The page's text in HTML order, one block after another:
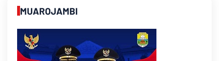
MUAROJAMBI